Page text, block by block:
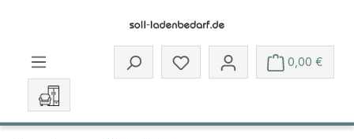
Du hast 0 Produkte auf dem
0,00 €